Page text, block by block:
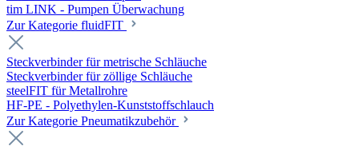
tim LINK - Pumpen Überwachung
Zur Kategorie fluidFIT
Steckverbinder für metrische Schläuche
Steckverbinder für zöllige Schläuche
steelFIT für Metallrohre
HF-PE - Polyethylen-Kunststoffschlauch
Zur Kategorie Pneumatikzubehör